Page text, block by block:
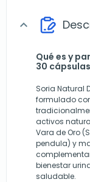
expand_more
Qué es y
30 cápsulas
Soria Natural
formulado
activos
Vara de Oro
pendula) y
bienestar
saludable.